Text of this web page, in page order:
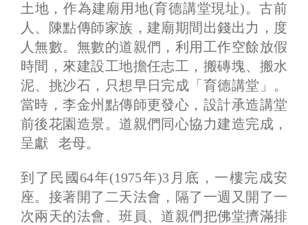
土地，作為建廟用地(育德講堂現址)。古前
人、陳點傳師家族，建廟期間出錢出力，度
人無數。無數的道親們，利用工作空餘放假
時間，來建設工地擔任志工，搬磚塊、搬水
泥、挑沙石，只想早日完成「育德講堂」。
當時，李金州點傳師更發心，設計承造講堂
前後花園造景。道親們同心協力建造完成，
呈獻 老母。
到了民國64年(1975年)3月底，一樓完成安
座。接著開了二天法會，隔了一週又開了一
次兩天的法會、班員、道親們把佛堂擠滿排